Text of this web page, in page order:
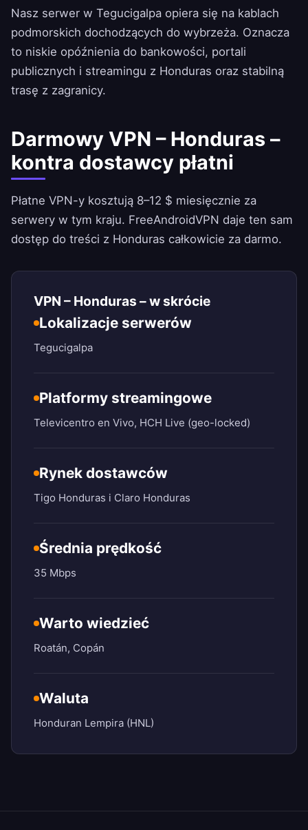
Nasz serwer w Tegucigalpa opiera się na kablach
podmorskich dochodzących do wybrzeża. Oznacza
to niskie opóźnienia do bankowości, portali
publicznych i streamingu z Honduras oraz stabilną
trasę z zagranicy.
Darmowy VPN – Honduras –
kontra dostawcy płatni
Płatne VPN-y kosztują 8–12 $ miesięcznie za
serwery w tym kraju. FreeAndroidVPN daje ten sam
dostęp do treści z Honduras całkowicie za darmo.
VPN – Honduras – w skrócie
Lokalizacje serwerów
Tegucigalpa
Platformy streamingowe
Televicentro en Vivo, HCH Live (geo-locked)
Rynek dostawców
Tigo Honduras i Claro Honduras
Średnia prędkość
35 Mbps
Warto wiedzieć
Roatán, Copán
Waluta
Honduran Lempira (HNL)